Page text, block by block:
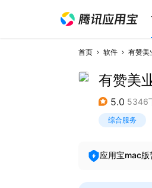
首页 软件 有赞美
有赞美
5.0 5346
综合服务
应用宝mac